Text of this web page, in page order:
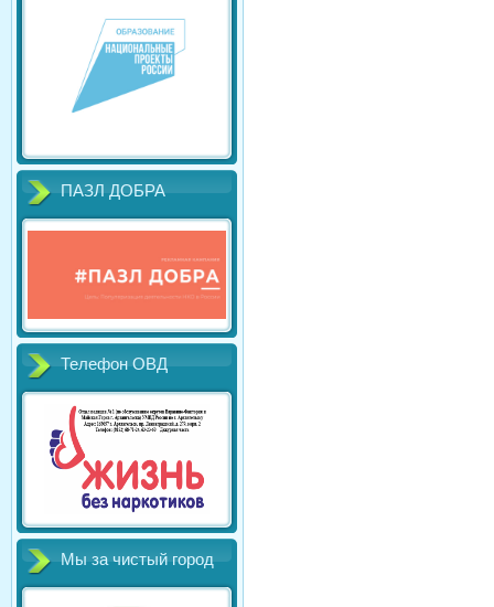
ПАЗЛ ДОБРА
Телефон ОВД
Мы за чистый город